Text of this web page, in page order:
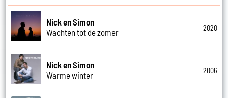
Nick en Simon
Wachten tot de zomer
2020
Nick en Simon
Warme winter
2006